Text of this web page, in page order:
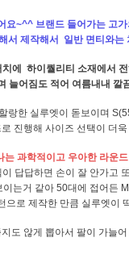
요~^^ 브랜드 들어가는 고
서 제작해서 일반 면티와는
에 하이퀄리티 소재에서
늘어짐도 적어 여름내내 깔
랑한 실루엣이 돋보이며
진행해 사이즈 선택이 더욱
는 과학적이고 우아한 라운
답답하면 손이 잘 안가고
이는거 같아 50대에 접어든
으로 제작한 만큼 실루엣이
도 않게 뽑아서 팔이 가늘어